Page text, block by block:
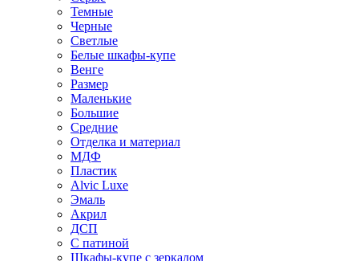
Темные
Черные
Светлые
Белые шкафы-купе
Венге
Размер
Маленькие
Большие
Средние
Отделка и материал
МДФ
Пластик
Alvic Luxe
Эмаль
Акрил
ДСП
С патиной
Шкафы-купе с зеркалом